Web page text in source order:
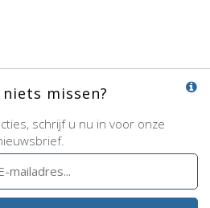
missen?
schrijf u nu in voor onze